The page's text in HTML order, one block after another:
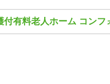
有料老人ホーム コンフ